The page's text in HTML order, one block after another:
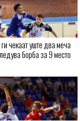
чекаат уште два меча
борба за 9 место